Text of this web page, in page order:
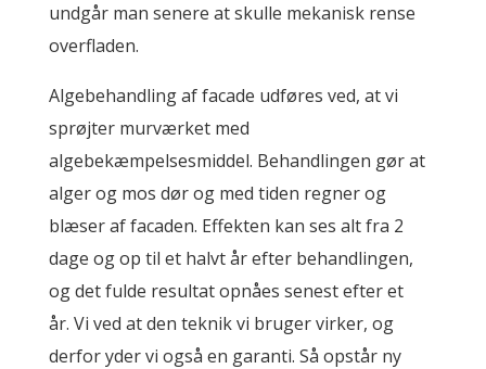
undgår man senere at skulle mekanisk rense
overfladen.
Algebehandling af facade udføres ved, at vi
sprøjter murværket med
algebekæmpelsesmiddel. Behandlingen gør at
alger og mos dør og med tiden regner og
blæser af facaden. Effekten kan ses alt fra 2
dage og op til et halvt år efter behandlingen,
og det fulde resultat opnåes senest efter et
år. Vi ved at den teknik vi bruger virker, og
derfor yder vi også en garanti. Så opstår ny